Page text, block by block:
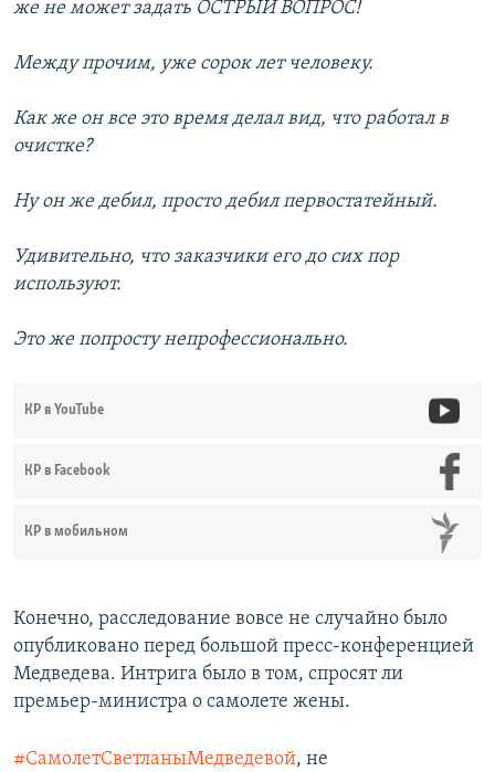
же не может задать ОСТРЫЙ ВОПРОС!
Между прочим, уже сорок лет человеку.
Как же он все это время делал вид, что работал в
очистке?
Ну он же дебил, просто дебил первостатейный.
Удивительно, что заказчики его до сих пор
используют.
Это же попросту непрофессионально.
КР в YouTube
КР в Facebook
КР в мобильном
Конечно, расследование вовсе не случайно было
опубликовано перед большой пресс-конференцией
Медведева. Интрига было в том, спросят ли
премьер-министра о самолете жены.
#СамолетСветланыМедведевой, не